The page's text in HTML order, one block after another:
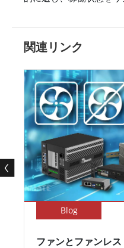
関連リンク
Blog
ファンとファンレ